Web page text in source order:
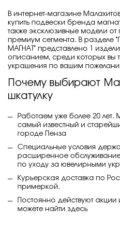
В интернет-магазине
купить подвески бренда
также эксклюзивные модели
премиум сегмента. В разделе
МАГНАТ" представлено 1
описанием, среди которых вы
украшения по вашим
Почему выбирают
шкатулку
Работаем уже более 20 лет.
самый известный и
городе Пенза
Специальные условия
расширенное обслуживание
по уходу за ювелирными
Курьерская доставка по
примеркой.
Постоянно действуют
можете найти здесь